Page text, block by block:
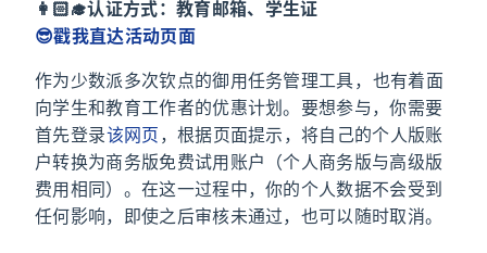
👩🏻‍🎓认证方式：教育邮箱、学生证
😎戳我直达活动页面
作为少数派多次钦点的御用任务管理工具， 也有着面
向学生和教育工作者的优惠计划。要想参与，你需要
首先登录该网页 ，根据页面提示，将自己的个人版账
户转换为商务版免费试用账户（个人商务版与高级版
费用相同）。在这一过程中，你的个人数据不会受到
任何影响，即使之后审核未通过，也可以随时取消。